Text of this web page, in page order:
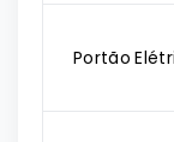
Portão